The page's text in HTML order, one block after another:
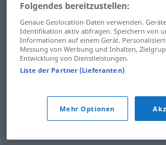
Beispiele
insisterauprèsdeqn
in jemandendringen
insister pour ( +INF)
Folgendes bereitzustellen:
Genaue Geolocation-Daten verwenden.
Identifikation aktiv abfragen. Speichern von
Informationen auf einem Gerät.
Messung von Werbung und Inhalten,
Entwicklung von Dienstleistungen.
Liste der Partner (Lieferanten)
Mehr Optionen